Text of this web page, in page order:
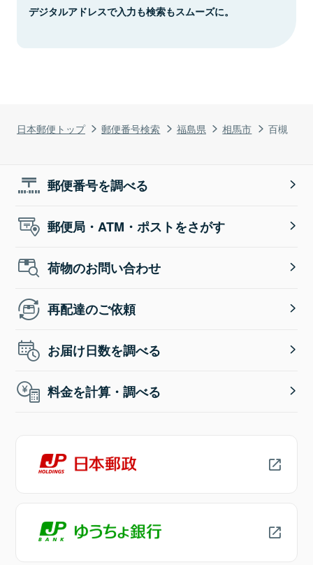
日本郵便トップ 郵便番号検索 福島県 相馬市 百槻
デジタルアドレスで入力も検索もスムーズに。
郵便番号を調べる
郵便局・ATM・ポストをさがす
荷物のお問い合わせ
再配達のご依頼
お届け日数を調べる
料金を計算・調べる